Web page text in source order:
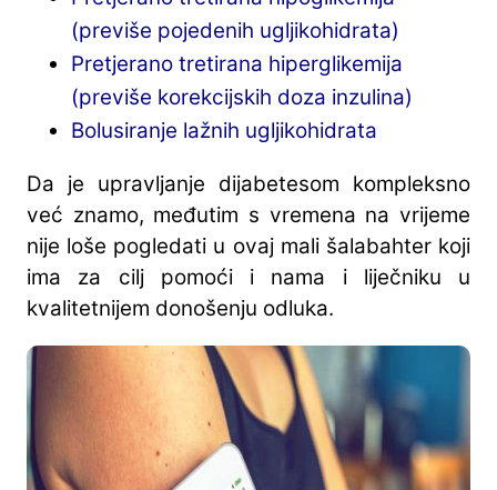
(previše pojedenih ugljikohidrata)
Pretjerano tretirana hiperglikemija
(previše korekcijskih doza inzulina)
Bolusiranje lažnih ugljikohidrata
Da je upravljanje dijabetesom kompleksno
već znamo, međutim s vremena na vrijeme
nije loše pogledati u ovaj mali šalabahter koji
ima za cilj pomoći i nama i liječniku u
kvalitetnijem donošenju odluka.